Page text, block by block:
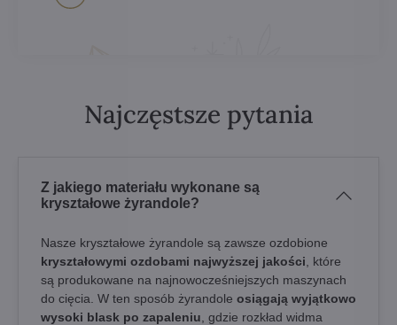
Najczęstsze pytania
Z jakiego materiału wykonane są
kryształowe żyrandole?
Nasze kryształowe żyrandole są zawsze ozdobione
kryształowymi ozdobami najwyższej jakości , które
są produkowane na najnowocześniejszych maszynach
do cięcia. W ten sposób żyrandole osiągają wyjątkowo
wysoki blask po zapaleniu , gdzie rozkład widma